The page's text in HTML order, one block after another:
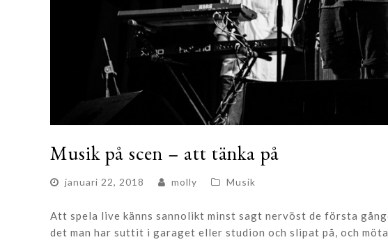
Musik på scen – att tänka på
januari 22, 2018 molly Musik
Att spela live känns sannolikt minst sagt nervöst de första
det man har suttit i garaget eller studion och slipat på, och